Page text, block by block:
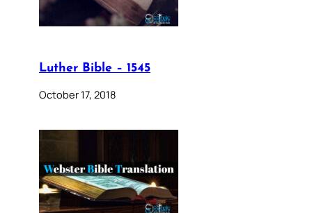
Luther Bible – 1545
October 17, 2018